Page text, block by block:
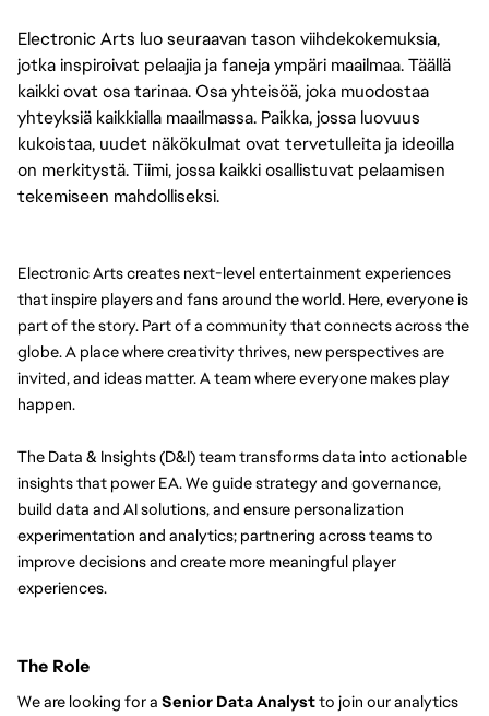
Electronic Arts luo seuraavan tason viihdekokemuksia,
jotka inspiroivat pelaajia ja faneja ympäri maailmaa. Täällä
kaikki ovat osa tarinaa. Osa yhteisöä, joka muodostaa
yhteyksiä kaikkialla maailmassa. Paikka, jossa luovuus
kukoistaa, uudet näkökulmat ovat tervetulleita ja ideoilla
on merkitystä. Tiimi, jossa kaikki osallistuvat pelaamisen
tekemiseen mahdolliseksi.
Electronic Arts creates next-level entertainment experiences
that inspire players and fans around the world. Here, everyone is
part of the story. Part of a community that connects across the
globe. A place where creativity thrives, new perspectives are
invited, and ideas matter. A team where everyone makes play
happen.
The Data & Insights (D&I) team transforms data into actionable
insights that power EA. We guide strategy and governance,
build data and AI solutions, and ensure personalization
experimentation and analytics; partnering across teams to
improve decisions and create more meaningful player
experiences.
The Role
We are looking for a Senior Data Analyst to join our analytics